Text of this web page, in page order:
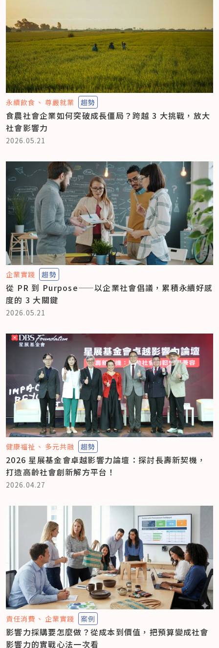
永續飲食 尊嚴就業 趨勢
食農社會企業如何突破成長僵局？跨越 3 大挑戰，放大
社會影響力
2026.05.21
企業實踐 趨勢
從 PR 到 Purpose——以企業社會倡議，累積永續好感
度的 3 大關鍵
2026.05.21
健康福祉 多元共融 趨勢
2026 星展基金會卓越影響力論壇：探討長壽新契機，
打造高齡社會創新解方平台！
2026.04.27
責任消費 企業實踐 案例
影響力採購要怎麼做？從成本到價值，把預算變成社會
影響力的實戰心法一次看